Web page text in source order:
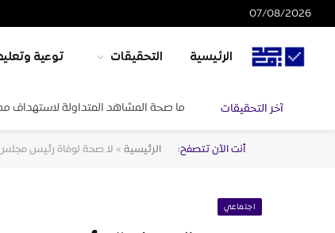
07/08/2026
الرئيسية التحقيقات توعية
آخر التحقيقات ما صحة المشاهد المتداولة لاستهداف
أنت الآن تتصفح: الرئيسية» لا صحة لوفاة رئيس مجلس
اجتماعي